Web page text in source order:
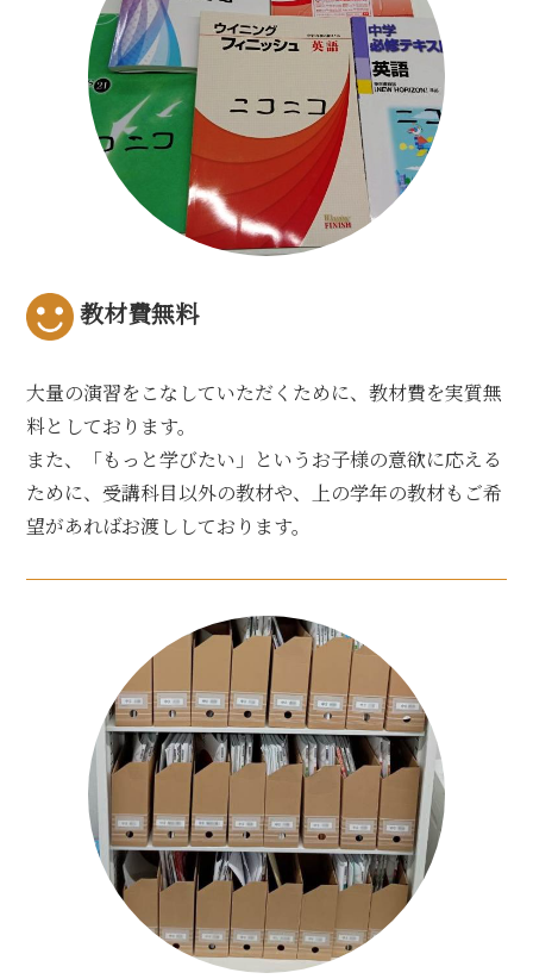
教材費無料
大量の演習をこなしていただくために、教材費を実質無
料としております。
また、「もっと学びたい」というお子様の意欲に応える
ために、受講科目以外の教材や、上の学年の教材もご希
望があればお渡ししております。